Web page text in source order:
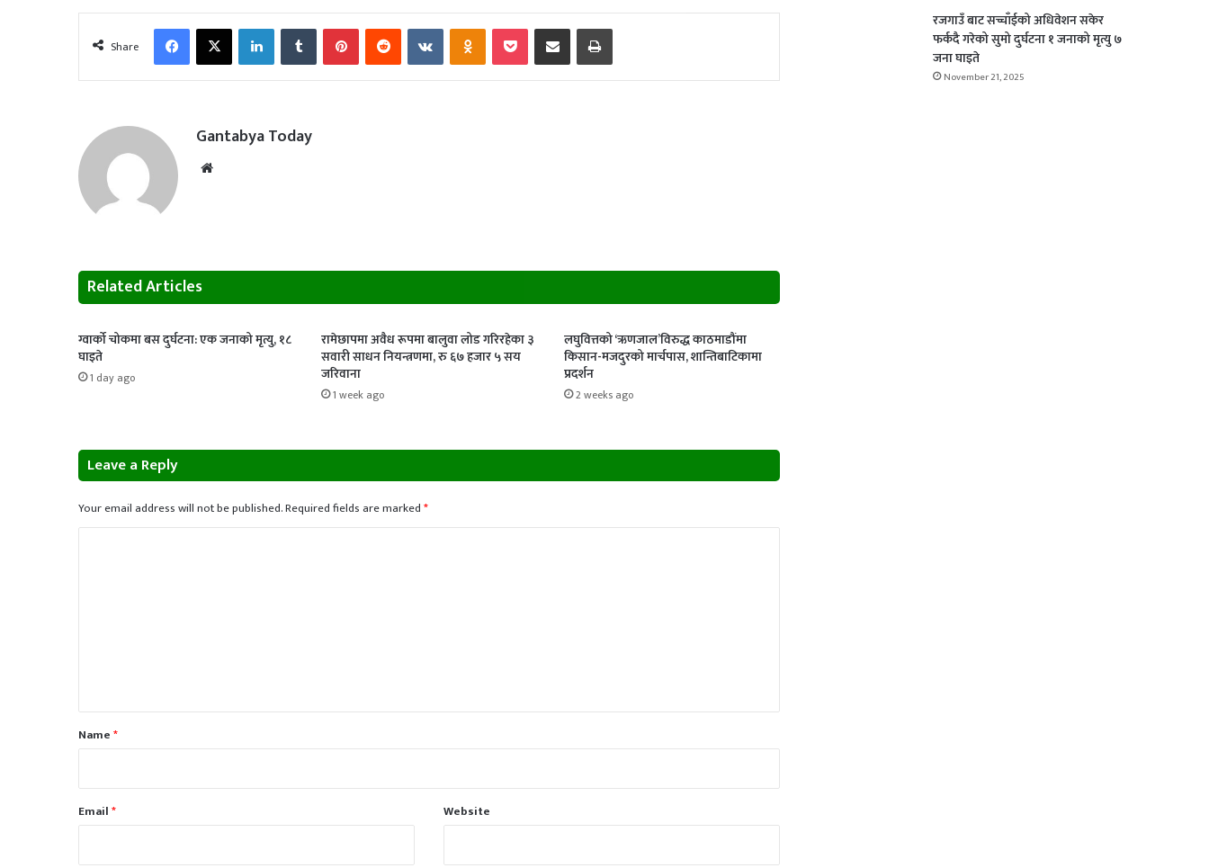
Share
FacebookX LinkedInTumblr PinterestReddit VKontakteOdnoklassniki
Pocket Share via Email Print
Gantabya Today
Related Articles
ग्वार्को चोकमा बस दुर्घटना: एक जनाको मृत्यु, १८
घाइते
1 day ago
रामेछापमा अवैध रूपमा बालुवा लोड गरिरहेका ३
सवारी साधन नियन्त्रणमा, रु ६७ हजार ५ सय
जरिवाना
1 week ago
लघुवित्तको ‘ऋणजाल’विरुद्ध काठमाडौंमा
किसान-मजदुरको मार्चपास, शान्तिबाटिकामा
प्रदर्शन
2 weeks ago
Leave a Reply
Your email address will not be published.Required fields are marked*
*Name*
Email* Website
रजगाउँ बाट सच्चाँईको अधिवेशन सकेर
फर्कदै गरेको सुमो दुर्घटना १ जनाको मृत्यु ७
जना घाइते
November 21, 2025